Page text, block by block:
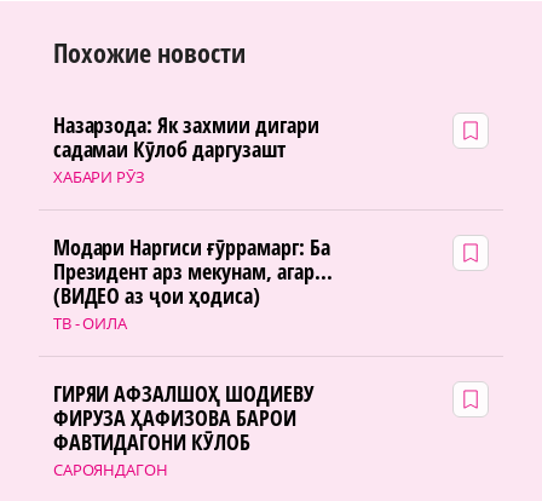
Похожие новости
ХАБАРИ РӮЗ
Назарзода: Як захмии дигари
садамаи Кӯлоб даргузашт
ТВ - ОИЛА
Модари Наргиси ғӯррамарг: Ба
Президент арз мекунам, агар...
(ВИДЕО аз ҷои ҳодиса)
САРОЯНДАГОН
ГИРЯИ АФЗАЛШОҲ ШОДИЕВУ
ФИРУЗА ҲАФИЗОВА БАРОИ
ФАВТИДАГОНИ КӮЛОБ